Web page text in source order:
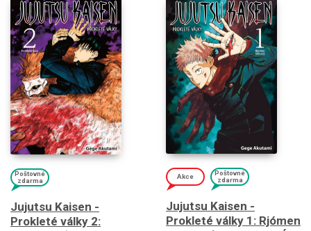
Poštovné
zdarma
Jujutsu Kaisen -
Prokleté války 2:
Akce
Poštovné
zdarma
Jujutsu Kaisen -
Prokleté války 1: Rjómen